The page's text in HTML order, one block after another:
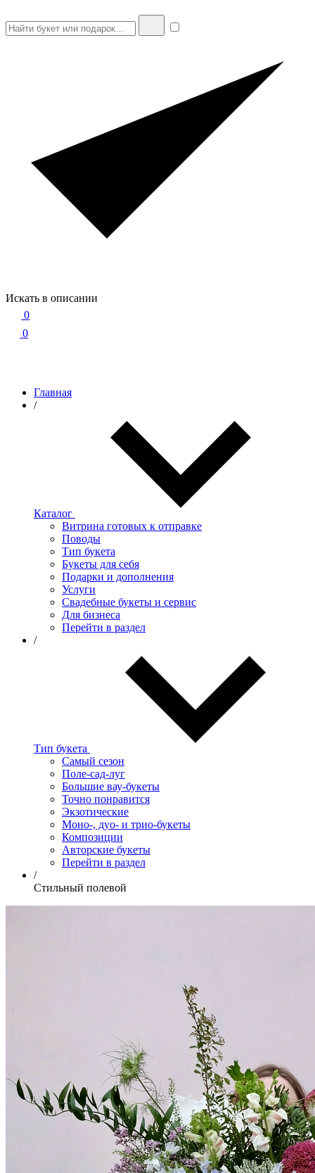
Искать в описании
0
0
Главная
/
Каталог
Витрина готовых к отправке
Поводы
Тип букета
Букеты для себя
Подарки и дополнения
Услуги
Свадебные букеты и сервис
Для бизнеса
Перейти в раздел
/
Тип букета
Самый сезон
Поле-сад-луг
Большие вау-букеты
Точно понравится
Экзотические
Моно-, дуо- и трио-букеты
Композиции
Авторские букеты
Перейти в раздел
/
Стильный полевой